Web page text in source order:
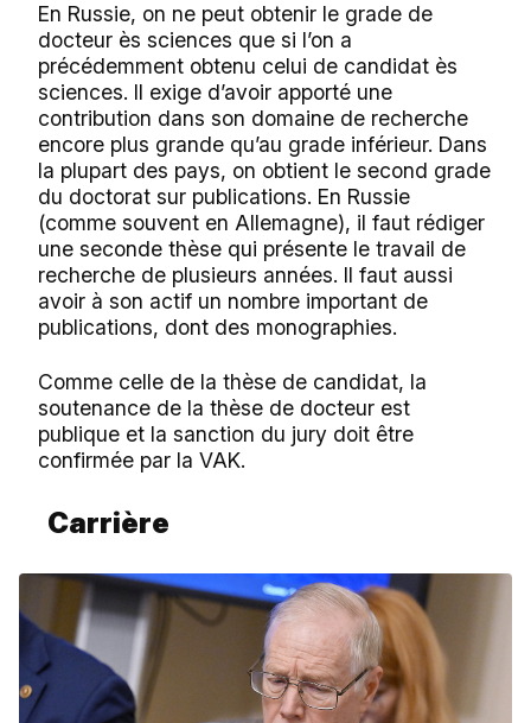
En Russie, on ne peut obtenir le grade de
docteur ès sciences que si l’on a
précédemment obtenu celui de candidat ès
sciences. Il exige d’avoir apporté une
contribution dans son domaine de recherche
encore plus grande qu’au grade inférieur. Dans
la plupart des pays, on obtient le second grade
du doctorat sur publications. En Russie
(comme souvent en Allemagne), il faut rédiger
une seconde thèse qui présente le travail de
recherche de plusieurs années. Il faut aussi
avoir à son actif un nombre important de
publications, dont des monographies.
Comme celle de la thèse de candidat, la
soutenance de la thèse de docteur est
publique et la sanction du jury doit être
confirmée par la VAK.
Carrière